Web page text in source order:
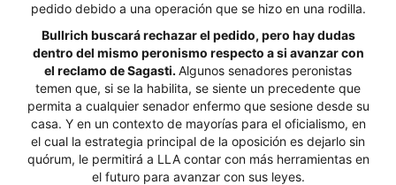
pedido debido a una operación que se hizo en una rodilla.
Bullrich buscará rechazar el pedido, pero hay dudas
dentro del mismo peronismo respecto a si avanzar con
el reclamo de Sagasti. Algunos senadores peronistas
temen que, si se la habilita, se siente un precedente que
permita a cualquier senador enfermo que sesione desde su
casa. Y en un contexto de mayorías para el oficialismo, en
el cual la estrategia principal de la oposición es dejarlo sin
quórum, le permitirá a LLA contar con más herramientas en
el futuro para avanzar con sus leyes.